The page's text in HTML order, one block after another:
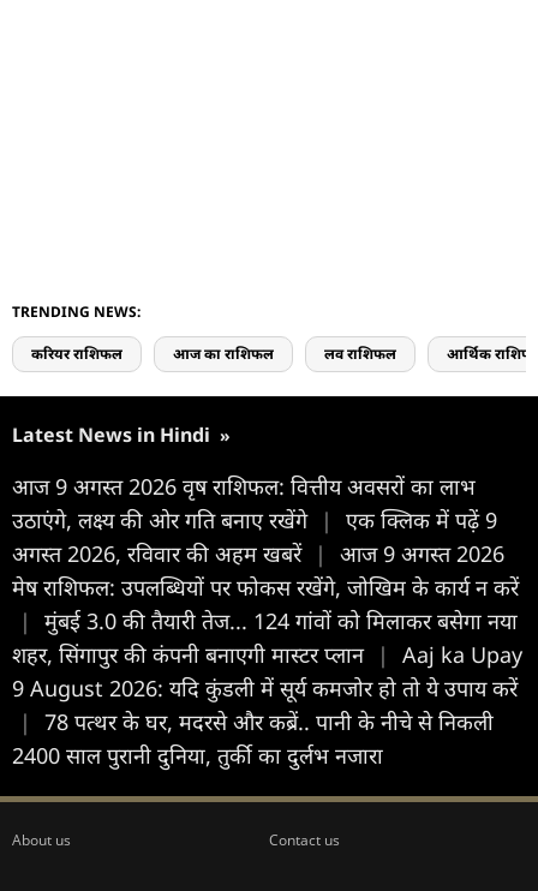
TRENDING NEWS:
करियर राशिफल आज का राशिफल लव राशिफल आर्थिक
Latest News in Hindi »
आज 9 अगस्त 2026 वृष राशिफल: वित्तीय अवसरों का लाभ
उठाएंगे, लक्ष्य की ओर गति बनाए रखेंगे |
एक क्लिक में पढ़ें 9
अगस्त 2026, रविवार की अहम खबरें |
आज 9 अगस्त 2026
मेष राशिफल: उपलब्धियों पर फोकस रखेंगे, जोखिम के कार्य न करें
|
मुंबई 3.0 की तैयारी तेज... 124 गांवों को मिलाकर बसेगा नया
शहर, सिंगापुर की कंपनी बनाएगी मास्टर प्लान |
Aaj ka Upay
9 August 2026: यदि कुंडली में सूर्य कमजोर हो तो ये उपाय करें
|
78 पत्थर के घर, मदरसे और कब्रें.. पानी के नीचे से निकली
2400 साल पुरानी दुनिया, तुर्की का दुर्लभ नजारा
About us Contact us